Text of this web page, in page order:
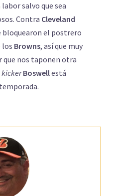
salvo que sea
Contra Cleveland
bloquearon el postrero
los Browns, así que muy
nos taponen otra
kicker Boswellestá